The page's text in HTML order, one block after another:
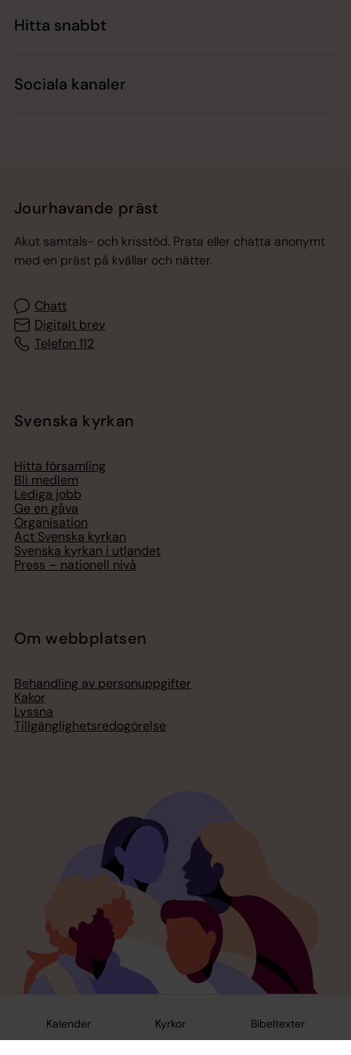
Kalender Kyrkor Bibeltexter
Hitta snabbt
Sociala kanaler
Jourhavande präst
Akut samtals- och krisstöd. Prata eller chatta anonymt
med en präst på kvällar och nätter.
Chatt
Digitalt brev
Telefon 112
Svenska kyrkan
Hitta församling
Bli medlem
Lediga jobb
Ge en gåva
Organisation
Act Svenska kyrkan
Svenska kyrkan i utlandet
Press – nationell nivå
Om webbplatsen
Behandling av personuppgifter
Kakor
Lyssna
Tillgänglighetsredogörelse